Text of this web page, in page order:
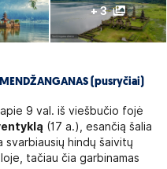
+ 3
(pusryčiai)
9 val. iš viešbučio fojė
(17 a.), esančią šalia
hindų šaivitų
tačiau čia garbinamas